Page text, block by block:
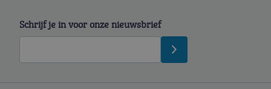
Schrijf je in voor onze nieuwsbrief